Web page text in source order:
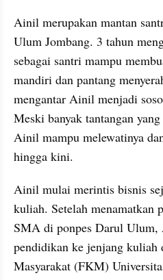
Ainil merupakan mantan
Ulum Jombang. 3 tahun
sebagai santri mampu
mandiri dan pantang
mengantar Ainil menjadi
Meski banyak tantangan
Ainil mampu melewatinya
hingga kini.
Ainil mulai merintis bisnis
kuliah. Setelah menamatkan
SMA di ponpes Darul
pendidikan ke jenjang kuliah
Masyarakat (FKM)